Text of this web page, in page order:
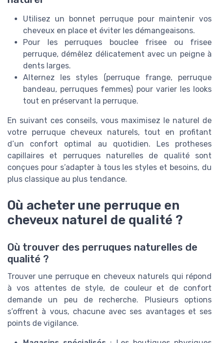
Utilisez un bonnet perruque pour maintenir vos
cheveux en place et éviter les démangeaisons.
Pour les perruques bouclee frisee ou frisee
perruque, démêlez délicatement avec un peigne à
dents larges.
Alternez les styles (perruque frange, perruque
bandeau, perruques femmes) pour varier les looks
tout en préservant la perruque.
En suivant ces conseils, vous maximisez le naturel de
votre perruque cheveux naturels, tout en profitant
d’un confort optimal au quotidien. Les protheses
capillaires et perruques naturelles de qualité sont
conçues pour s’adapter à tous les styles et besoins, du
plus classique au plus tendance.
Où acheter une perruque en
cheveux naturel de qualité ?
Où trouver des perruques naturelles de
qualité ?
Trouver une perruque en cheveux naturels qui répond
à vos attentes de style, de couleur et de confort
demande un peu de recherche. Plusieurs options
s’offrent à vous, chacune avec ses avantages et ses
points de vigilance.